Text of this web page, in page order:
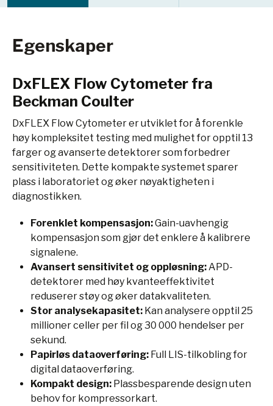
Egenskaper
DxFLEX Flow Cytometer fra
Beckman Coulter
DxFLEX Flow Cytometer er utviklet for å forenkle
høy kompleksitet testing med mulighet for opptil 13
farger og avanserte detektorer som forbedrer
sensitiviteten. Dette kompakte systemet sparer
plass i laboratoriet og øker nøyaktigheten i
diagnostikken.
Forenklet kompensasjon:Gain-uavhengig
kompensasjon som gjør det enklere å kalibrere
signalene.
Avansert sensitivitet og oppløsning: APD-
detektorer med høy kvanteeffektivitet
reduserer støy og øker datakvaliteten.
Stor analysekapasitet: Kan analysere opptil 25
millioner celler per fil og 30 000 hendelser per
sekund.
Papirløs dataoverføring: Full LIS-tilkobling for
digital dataoverføring.
Kompakt design: Plassbesparende design uten
behov for kompressorkart.